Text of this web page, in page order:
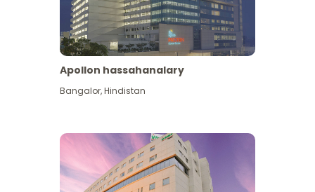
Has giňişleýin gör
Apollon hassahanalary
Bangalor,Hindistan